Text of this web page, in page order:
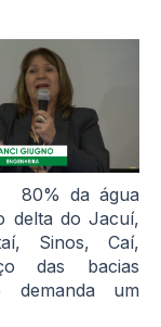
80% da água
delta do Jacuí,
Sinos, Caí,
das bacias
demanda um